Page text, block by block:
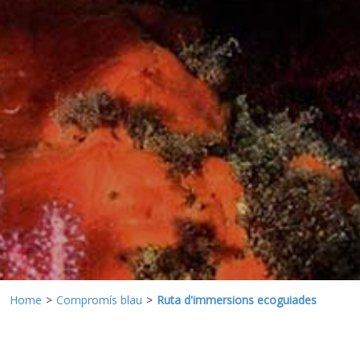
Home Compromís blau Ruta d'immersions ecoguiades
Aquestes cookies són utilitzades per emmagatzemar
informació sobre les preferències i les eleccions personals
de l'usuari a través de l'observació continuada dels seus
hàbits de navegació. Gràcies a elles, podem conèixer els
hàbits de navegació al lloc web i mostrar publicitat
relacionada amb el perfil de navegació de l'usuari.